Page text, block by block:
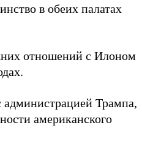
в обеих палатах
отношений с Илоном
администрацией Трампа,
американского